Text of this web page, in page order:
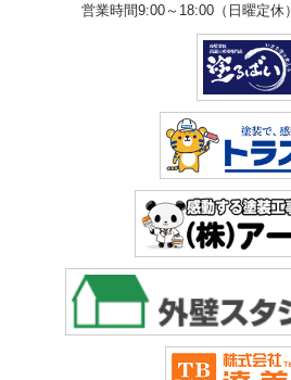
営業時間9:00～18:00（日曜定休）